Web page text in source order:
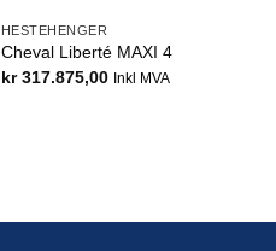
HESTEHENGER
Cheval Liberté MAXI 4
kr317.875,00 Inkl MVA